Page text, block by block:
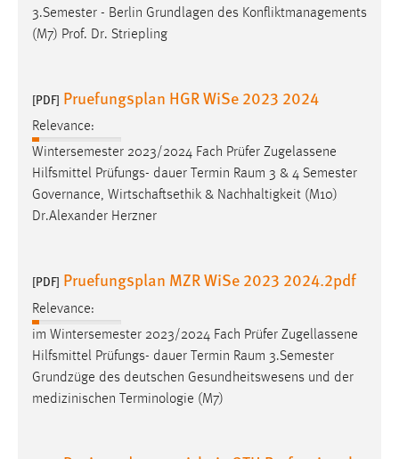
3.Semester - Berlin Grundlagen des Konfliktmanagements
(M7) Prof. Dr. Striepling
[PDF] Pruefungsplan HGR WiSe 2023 2024
Relevance:
Wintersemester 2023/2024 Fach Prüfer Zugelassene
Hilfsmittel Prüfungs- dauer Termin Raum 3 & 4 Semester
Governance, Wirtschaftsethik & Nachhaltigkeit (M10)
Dr.Alexander Herzner
[PDF] Pruefungsplan MZR WiSe 2023 2024.2pdf
Relevance:
im Wintersemester 2023/2024 Fach Prüfer Zugellassene
Hilfsmittel Prüfungs- dauer Termin Raum 3.Semester
Grundzüge des deutschen Gesundheitswesens und der
medizinischen Terminologie (M7)